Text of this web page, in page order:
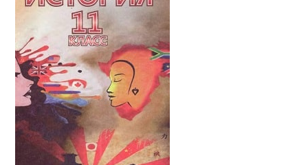
11 клас
Англійська мова
Астрономія
Біологія
Всесвітня історія
Географія
Геометрія
Економіка
Зарубіжна література